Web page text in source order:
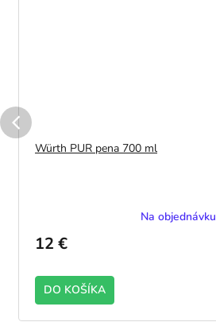
Würth PUR pena 700 ml
Na objednávku
12 €
DO KOŠÍKA